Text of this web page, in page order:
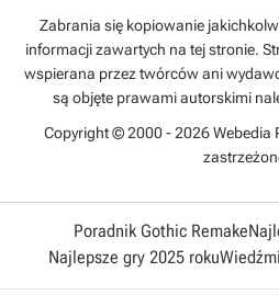
Zabrania się kopiowanie
informacji zawartych na tej stronie.
wspierana przez twórców ani
są objęte prawami autorskimi
Copyright © 2000 - 2026 Webedia
Poradnik Gothic Remake
Najlepsze gry 2025 roku